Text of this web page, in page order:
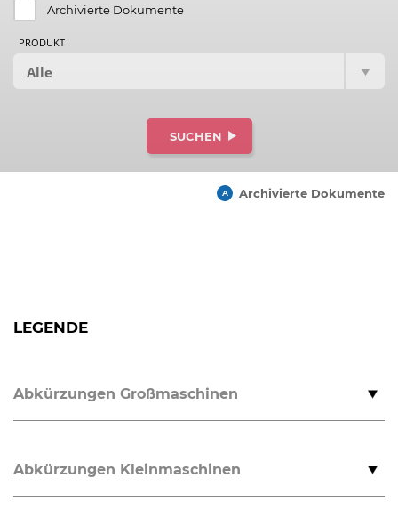
Archivierte Dokumente
PRODUKT
SUCHEN
Archivierte Dokumente
LEGENDE
Abkürzungen Großmaschinen
Abkürzungen Kleinmaschinen